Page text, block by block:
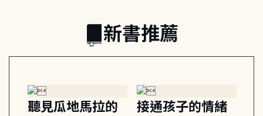
新書推薦
聽見瓜地馬拉的
接通孩子的情緒